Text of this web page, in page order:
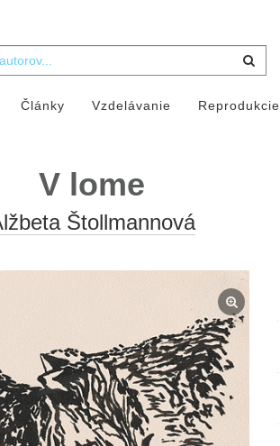
Články Vzdelávanie Reprodukcie
V lome
Štollmannová